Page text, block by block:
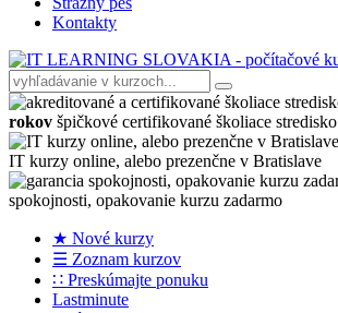
Kontakty
rokov špičkové certifikované školiace stredisko
IT kurzy online, alebo prezenčne v Bratislave
spokojnosti, opakovanie kurzu zadarmo
★ Nové kurzy
☰ Zoznam kurzov
∷ Preskúmajte ponuku
Lastminute